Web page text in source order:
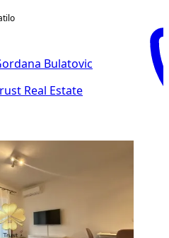
Bulatovic
Real Estate